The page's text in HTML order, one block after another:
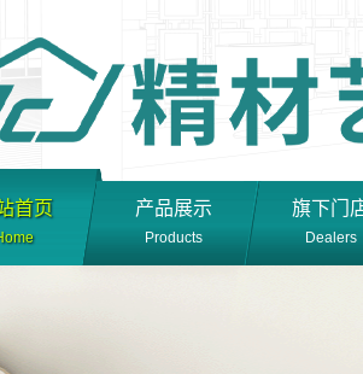
首页 产品展示
Products
旗下门
Dealers